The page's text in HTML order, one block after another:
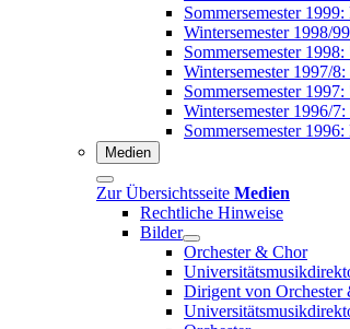
Sommersemester
Wintersemester 1998/
Sommersemester
Wintersemester 1997/
Sommersemester
Wintersemester 1996/
Sommersemester
Medien
Zur Übersichtsseite Medien
Rechtliche Hinweise
Bilder
Orchester & Chor
Dirigent von